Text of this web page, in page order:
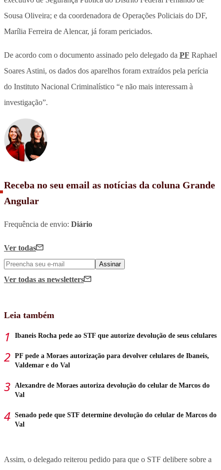
Sousa Oliveira; e da coordenadora de Operações Policiais do DF,
Marília Ferreira de Alencar, já foram periciados.
De acordo com o documento assinado pelo delegado da PF Raphael
Soares Astini, os dados dos aparelhos foram extraídos pela perícia
do Instituto Nacional Criminalístico “e não mais interessam à
investigação”.
Receba no seu email as notícias da coluna Grande
Angular
Frequência de envio: Diário
Ver todas
Assinar
Ver todas as newsletters
Leia também
Ibaneis Rocha pede ao STF que autorize devolução de seus celulares
PF pede a Moraes autorização para devolver celulares de Ibaneis,
Valdemar e do Val
Alexandre de Moraes autoriza devolução do celular de Marcos do
Val
Senado pede que STF determine devolução do celular de Marcos do
Val
Assim, o delegado reiterou pedido para que o STF delibere sobre a